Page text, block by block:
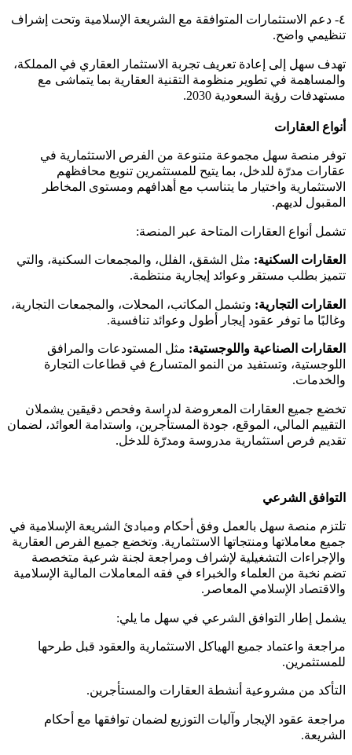
٤- دعم الاستثمارات المتوافقة مع الشريعة الإسلامية وتحت إشراف
تنظيمي واضح.
تهدف سهل إلى إعادة تعريف تجربة الاستثمار العقاري في المملكة،
والمساهمة في تطوير منظومة التقنية العقارية بما يتماشى مع
مستهدفات رؤية السعودية 2030.
أنواع العقارات
توفر منصة سهل مجموعة متنوعة من الفرص الاستثمارية في
عقارات مدرّة للدخل، بما يتيح للمستثمرين تنويع محافظهم
الاستثمارية واختيار ما يتناسب مع أهدافهم ومستوى المخاطر
المقبول لديهم.
تشمل أنواع العقارات المتاحة عبر المنصة:
العقارات السكنية: مثل الشقق، الفلل، والمجمعات السكنية، والتي
تتميز بطلب مستقر وعوائد إيجارية منتظمة.
العقارات التجارية: وتشمل المكاتب، المحلات، والمجمعات التجارية،
وغالبًا ما توفر عقود إيجار أطول وعوائد تنافسية.
العقارات الصناعية واللوجستية: مثل المستودعات والمرافق
اللوجستية، وتستفيد من النمو المتسارع في قطاعات التجارة
والخدمات.
تخضع جميع العقارات المعروضة لدراسة وفحص دقيقين يشملان
التقييم المالي، الموقع، جودة المستأجرين، واستدامة العوائد، لضمان
تقديم فرص استثمارية مدروسة ومدرّة للدخل.
التوافق الشرعي
تلتزم منصة سهل بالعمل وفق أحكام ومبادئ الشريعة الإسلامية في
جميع معاملاتها ومنتجاتها الاستثمارية. وتخضع جميع الفرص العقارية
والإجراءات التشغيلية لإشراف ومراجعة لجنة شرعية متخصصة
تضم نخبة من العلماء والخبراء في فقه المعاملات المالية الإسلامية
والاقتصاد الإسلامي المعاصر.
يشمل إطار التوافق الشرعي في سهل ما يلي:
مراجعة واعتماد جميع الهياكل الاستثمارية والعقود قبل طرحها
للمستثمرين.
التأكد من مشروعية أنشطة العقارات والمستأجرين.
مراجعة عقود الإيجار وآليات التوزيع لضمان توافقها مع أحكام
الشريعة.